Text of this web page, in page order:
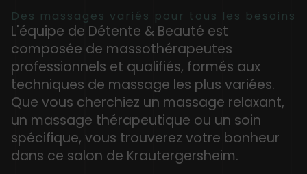
Des massages variés pour tous les besoins
L'équipe de Détente & Beauté est
composée de massothérapeutes
professionnels et qualifiés, formés aux
techniques de massage les plus variées.
Que vous cherchiez un massage relaxant,
un massage thérapeutique ou un soin
spécifique, vous trouverez votre bonheur
dans ce salon de Krautergersheim.